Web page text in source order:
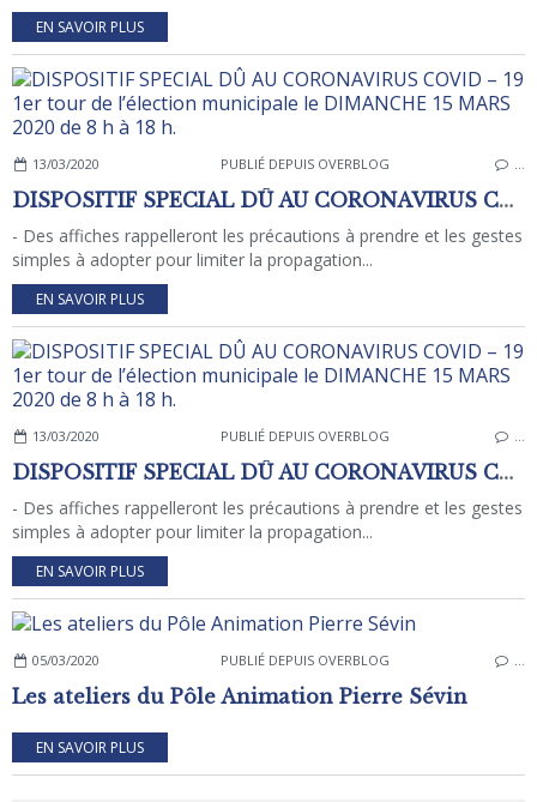
EN SAVOIR PLUS
13/03/2020 PUBLIÉ DEPUIS OVERBLOG …
DISPOSITIF SPECIAL DÛ AU CORONAVIRUS COVID – 19 1er tour de l’élection municipale le DIMANCHE 15 MARS 2020 de 8 h à 18 h.
- Des affiches rappelleront les précautions à prendre et les gestes
simples à adopter pour limiter la propagation...
EN SAVOIR PLUS
13/03/2020 PUBLIÉ DEPUIS OVERBLOG …
DISPOSITIF SPECIAL DÛ AU CORONAVIRUS COVID – 19 1er tour de l’élection municipale le DIMANCHE 15 MARS 2020 de 8 h à 18 h.
- Des affiches rappelleront les précautions à prendre et les gestes
simples à adopter pour limiter la propagation...
EN SAVOIR PLUS
05/03/2020 PUBLIÉ DEPUIS OVERBLOG …
Les ateliers du Pôle Animation Pierre Sévin
EN SAVOIR PLUS